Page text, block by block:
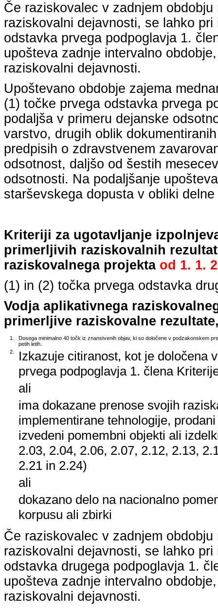
Če raziskovalec v zadnjem
raziskovalni dejavnosti, se lahko
odstavka prvega podpoglavja 1.
upošteva zadnje intervalno
raziskovalni dejavnosti.
Upoštevano obdobje zajema
(1) točke prvega odstavka prvega
podaljša v primeru dejanske
varstvo, drugih oblik
predpisih o zdravstvenem
odsotnost, daljšo od šestih
odsotnosti. Na podaljšanje
starševskega dopusta v obliki
Kriteriji za ugotavljanje
primerljivih raziskovalnih
raziskovalnega projekta od 1. 1.
(1) in (2) točka prvega odstavka
Vodja aplikativnega
primerljive raziskovalne
1.
Dosega minimalno 40 točk iz znanstvenih objav, ki so določene v podzakonskem
petih letih.
2.
Izkazuje citiranost, kot je določena
prvega podpoglavja 1. člena
ali
ima dokazane prenose svojih
implementirane tehnologije,
izvedeni pomembni objekti ali
2.03, 2.04, 2.06, 2.07, 2.12, 2.13,
2.21 in 2.24)
ali
dokazano delo na nacionalno
korpusu ali zbirki
Če raziskovalec v zadnjem
raziskovalni dejavnosti, se lahko
odstavka drugega podpoglavja 1.
upošteva zadnje intervalno
raziskovalni dejavnosti.